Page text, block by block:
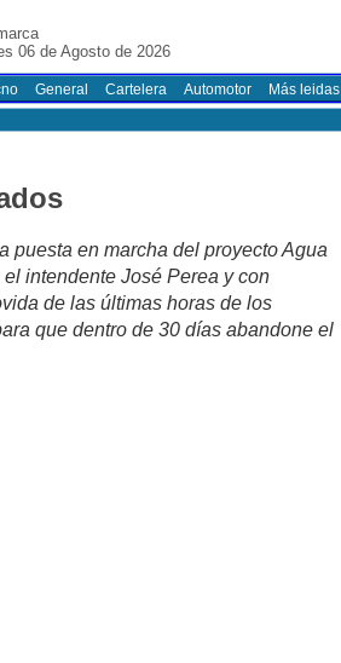
06 de Agosto de 2026
General Cartelera Automotor Más leidas
puesta en marcha del proyecto Agua
intendente José Perea y con
de las últimas horas de los
que dentro de 30 días abandone el